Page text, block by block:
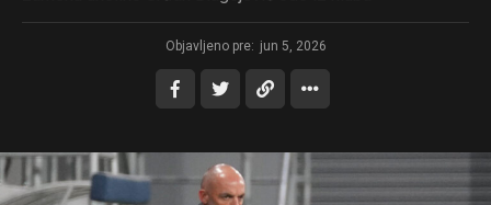
Objavljeno pre: jun 5, 2026